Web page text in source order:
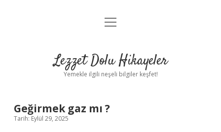
Anasayfa
Yasal Uyarı
menüyü
Lezzet Dolu Hikayeler
Yemekle ilgili neşeli bilgiler keşfet!
Geğirmek gaz mı ?
Tarih: Eylül 29, 2025